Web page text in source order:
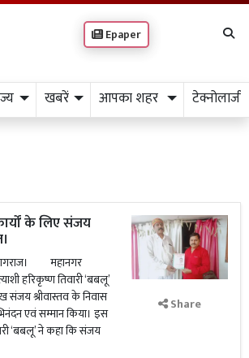
Epaper
खबरें आपका शहर टेक्नोलाजी
के लिए संजय
महानगर
हरिकृष्ण तिवारी ‘बबलू’
संजय श्रीवास्तव के निवास
एवं सम्मान किया। इस
‘बबलू’ ने कहा कि संजय
Share